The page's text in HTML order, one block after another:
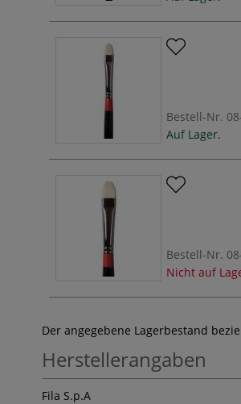
Bestell-Nr.
Auf Lager.
Bestell-Nr.
Nicht auf
Der angegebene Lagerbestand
Herstellerangaben
Fila S.p.A